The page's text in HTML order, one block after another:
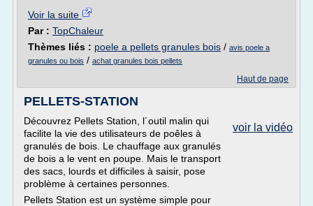
Voir la suite
Par : TopChaleur
Thèmes liés : poele a pellets granules bois / avis poele a
granules ou bois / achat granules bois pellets
Haut de page
PELLETS-STATION
voir la vidéo
Découvrez Pellets Station, l´outil malin qui
facilite la vie des utilisateurs de poêles à
granulés de bois. Le chauffage aux granulés
de bois a le vent en poupe. Mais le transport
des sacs, lourds et difficiles à saisir, pose
problème à certaines personnes.
Pellets Station est un système simple pour